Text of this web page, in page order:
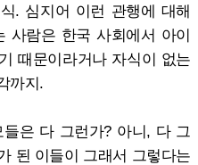
. 심지어 이런 관행에 대해
사람은 한국 사회에서 아이
때문이라거나 자식이 없는
까지.
은 다 그런가? 아니, 다 그
된 이들이 그래서 그렇다는